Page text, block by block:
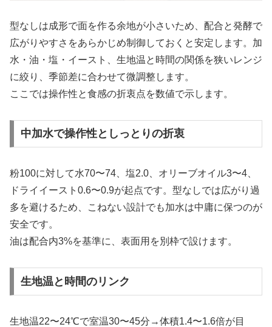
型なしは成形で面を作る余地が小さいため、配合と発酵で
広がりやすさをあらかじめ制御しておくと安定します。加
水・油・塩・イースト、生地温と時間の関係を狭いレンジ
に絞り、季節差に合わせて微調整します。
ここでは操作性と食感の折衷点を数値で示します。
中加水で操作性としっとりの折衷
粉100に対して水70〜74、塩2.0、オリーブオイル3〜4、
ドライイースト0.6〜0.9が起点です。型なしでは広がり過
多を避けるため、こねない設計でも加水は中庸に保つのが
安全です。
油は配合内3%を基準に、表面用を別枠で設けます。
生地温と時間のリンク
生地温22〜24℃で室温30〜45分→体積1.4〜1.6倍が目